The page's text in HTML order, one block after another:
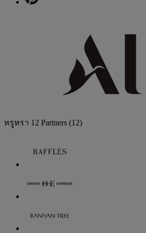
หรูหรา 12 Partners (12)